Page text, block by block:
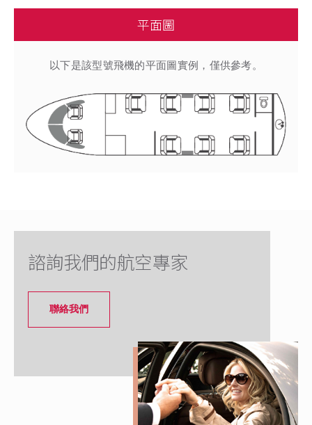
平面圖
以下是該型號飛機的平面圖實例，僅供參考。
諮詢我們的航空專家
聯絡我們